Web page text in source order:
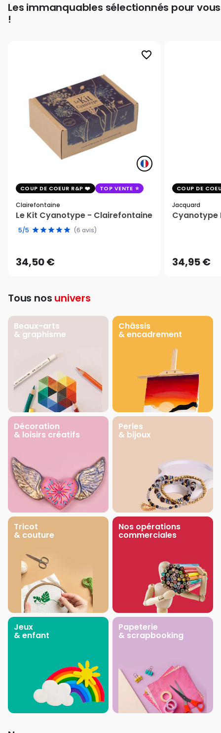
Les immanquables sélectionnés pour vous
!
favorite_border
COUP DE COEUR R&P TOP VENTE
Clairefontaine
Le Kit Cyanotype - Clairefontaine
5/5 (6 avis)
34,50 €
COUP DE
Jacquard
Cyanotype
34,95 €
Tous nos univers
Beaux-arts
& graphisme
Châssis
& encadrement
Décoration
& loisirs créatifs
Perles
& bijoux
Tricot
& couture
Nos opérations
commerciales
Jeux
& enfant
Papeterie
& scrapbooking